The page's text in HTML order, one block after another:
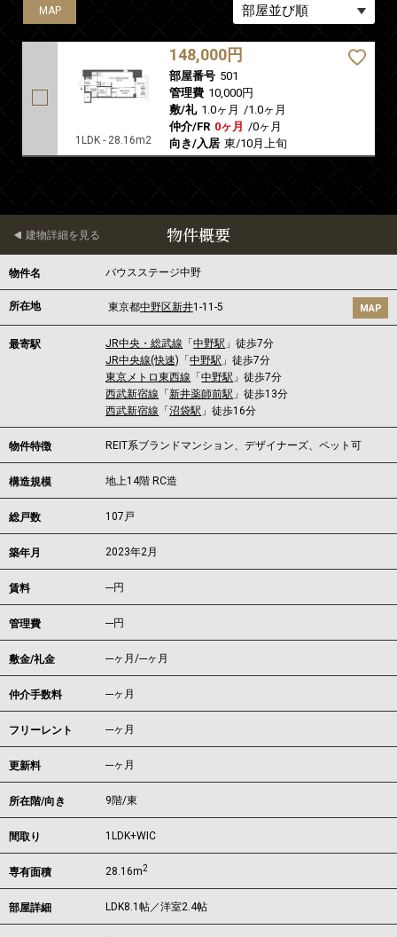
MAP
1LDK - 28.16m2
148,000円
部屋番号 501
管理費 10,000円
敷/礼 1.0ヶ月 /1.0ヶ月
仲介/FR 0ヶ月 /0ヶ月
向き/入居 東/10月上旬
物件概要
建物詳細を見る
物件名 バウスステージ中野
所在地 東京都中野区新井1-11-5 MAP
最寄駅 JR中央・総武線 「中野駅 」徒歩7分
JR中央線(快速) 「中野駅 」徒歩7分
東京メトロ東西線 「中野駅 」徒歩7分
西武新宿線 「新井薬師前駅 」徒歩13分
西武新宿線 「沼袋駅 」徒歩16分
物件特徴 REIT系ブランドマンション、デザイナーズ、ペット可
構造規模 地上14階 RC造
総戸数 107戸
築年月 2023年2月
賃料 ---円
管理費 ---円
敷金/礼金 ---ヶ月/---ヶ月
仲介手数料 ---ヶ月
フリーレント ---ヶ月
更新料 ---ヶ月
所在階/向き 9階/東
間取り 1LDK+WIC
専有面積 28.16m2
部屋詳細 LDK8.1帖／洋室2.4帖